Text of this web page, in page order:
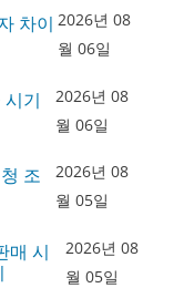
차이 2026년 08
월 06일
기
2026년 08
월 06일
조
2026년 08
월 05일
매 시
2026년 08
월 05일